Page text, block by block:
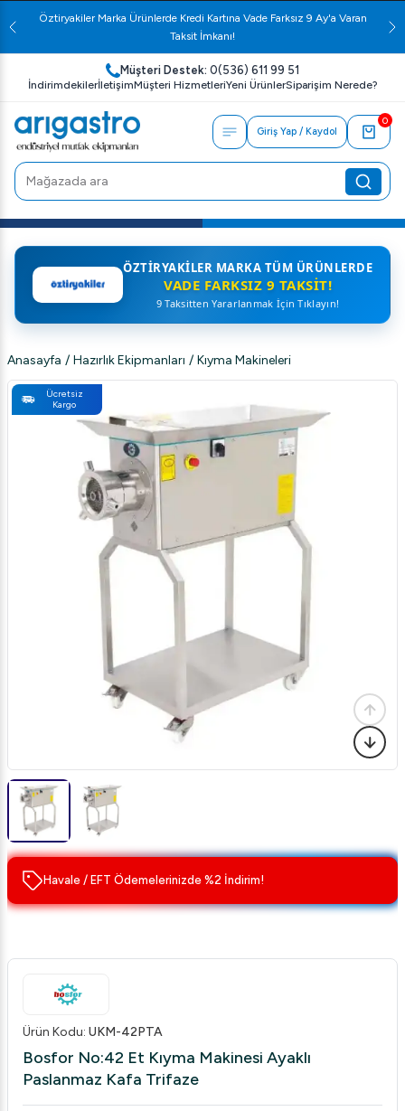
Öztiryakiler Marka Ürünlerde Kredi Kartına Vade Farksız 9 Ay'a Varan
Taksit İmkanı!
Müşteri Destek: 0(536) 611 99 51
İndirimdekilerİletişimMüşteri HizmetleriYeni ÜrünlerSiparişim Nerede?
Giriş Yap / Kaydol
0
ÖZTIRYAKILER MARKA TÜM ÜRÜNLERDE
VADE FARKSIZ 9 TAKSIT!
9 Taksitten Yararlanmak İçin Tıklayın!
Anasayfa / Hazırlık Ekipmanları / Kıyma Makineleri
Ücretsiz
Kargo
Havale / EFT Ödemelerinizde %2 İndirim!
Ürün Kodu: UKM-42PTA
Bosfor No:42 Et Kıyma Makinesi Ayaklı
Paslanmaz Kafa Trifaze